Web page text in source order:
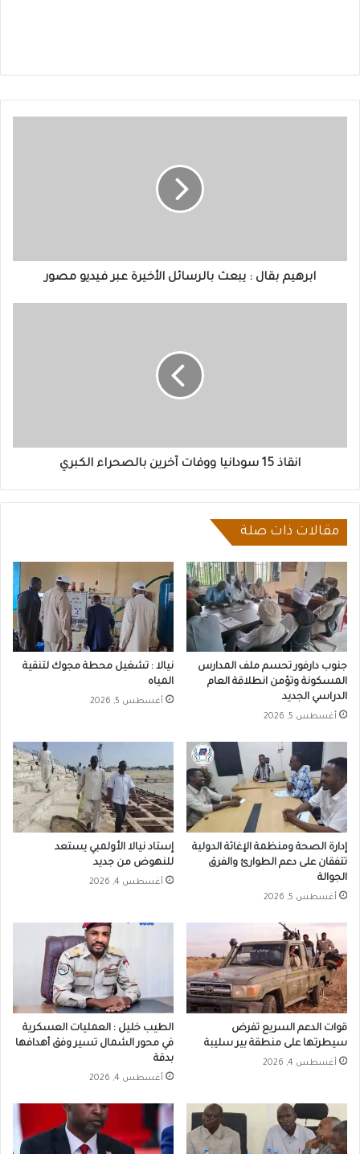
مصور
ابرهيم بقال : يبعث بالرسائل الأخيرة عبر فيديو مصور
انقاذ 15 سودانيا ووفات آخرين بالصحراء الكبري
مقالات ذات صلة
جنوب دارفور تحسم ملف المدارس
المسكونة وتؤمن انطلاقة العام
الدراسي الجديد
أغسطس 5, 2026
نيالا : تشغيل محطة مجوك لتنقية
المياه
أغسطس 5, 2026
إدارة الصحة ومنظمة الإغاثة الدولية
تتفقان على دعم الطوارئ والفرق
الجوالة
أغسطس 5, 2026
إستاد نيالا الأولمبي يستعد
للنهوض من جديد
أغسطس 4, 2026
قوات الدعم السريع تفرض
سيطرتها على منطقة بير سليبة
أغسطس 4, 2026
الطيب خليل : العمليات العسكرية
في محور الشمال تسير وفق أهدافها
بدقة
أغسطس 4, 2026